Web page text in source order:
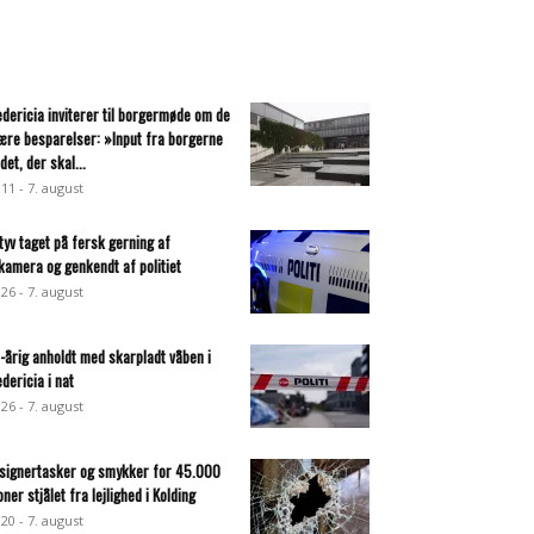
inviterer til borgermøde om de
besparelser: »Input fra borgerne
der skal...
- 7. august
taget på fersk gerning af
og genkendt af politiet
- 7. august
anholdt med skarpladt våben i
i nat
- 7. august
og smykker for 45.000
stjålet fra lejlighed i Kolding
- 7. august